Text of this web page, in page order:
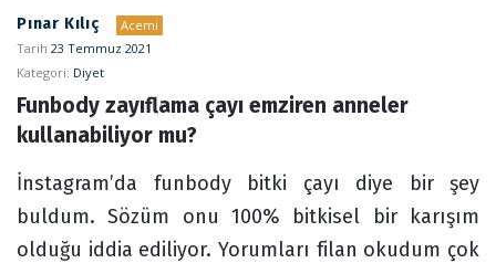
Sosyal
Kaynak
Latest
Forum
Pınar Kılıç
Acemi
Tarih 23 Temmuz 2021
Kategori: Diyet
Funbody zayıflama çayı emziren anneler
kullanabiliyor mu?
İnstagram’da funbody bitki çayı diye bir şey
buldum. Sözüm onu 100% bitkisel bir karışım
olduğu iddia ediliyor. Yorumları filan okudum çok